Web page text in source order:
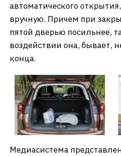
автоматического
вручную. Причем при
пятой дверью посильнее,
воздействии она, бывает,
конца.
Медиасистема